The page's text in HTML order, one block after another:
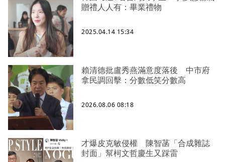
贈禮人人有：畢業禮物
2025.04.14 15:34
賴清德批盧秀燕滿意度落後 中市府
拿民調回擊：分數低笑分數高
2026.08.06 08:18
才爆皮克敏侵權 陳智菡「合成雜誌
封面」幫柯文哲慶生又踩雷